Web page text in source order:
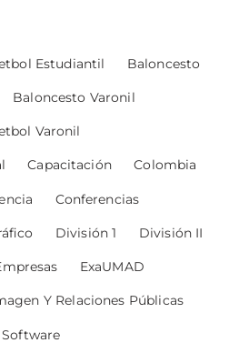
Estudiantil Baloncesto
Baloncesto Varonil
Varonil
Capacitación Colombia
Conferencias
División 1 División II
ExaUMAD
Y Relaciones Públicas